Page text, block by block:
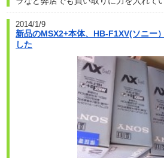
2014/1/9
新品のMSX2+本体、HB-F1XV(ソニー
した